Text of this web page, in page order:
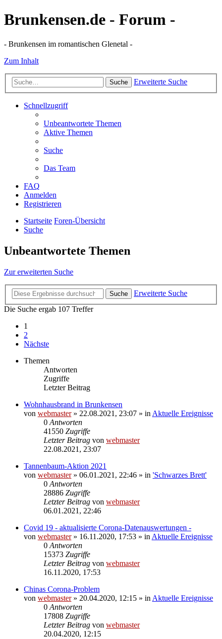
Brunkensen.de - Forum -
- Brunkensen im romantischen Glenetal -
Zum Inhalt
Suche Erweiterte Suche
Schnellzugriff
Unbeantwortete Themen
Aktive Themen
Suche
Das Team
FAQ
Anmelden
Registrieren
Startseite Foren-Übersicht
Suche
Unbeantwortete Themen
Zur erweiterten Suche
Suche
Erweiterte Suche
Die Suche ergab 107 Treffer
1
2
Nächste
Themen
Antworten
Zugriffe
Letzter Beitrag
Wohnhausbrand in Brunkensen
von webmaster» 22.08.2021, 23:07 » in Aktuelle Ereignisse
0 Antworten
41550 Zugriffe
Letzter Beitrag von webmaster
22.08.2021, 23:07
Tannenbaum-Aktion 2021
von webmaster» 06.01.2021, 22:46 » in 'Schwarzes Brett'
0 Antworten
28886 Zugriffe
Letzter Beitrag von webmaster
06.01.2021, 22:46
Covid 19 - aktualisierte Corona-Datenauswertungen -
von webmaster» 16.11.2020, 17:53 » in Aktuelle Ereignisse
0 Antworten
15373 Zugriffe
Letzter Beitrag von webmaster
16.11.2020, 17:53
Chinas Corona-Problem
von webmaster» 20.04.2020, 12:15 » in Aktuelle Ereignisse
0 Antworten
17808 Zugriffe
Letzter Beitrag von webmaster
20.04.2020, 12:15